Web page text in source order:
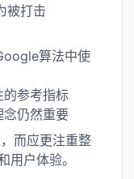
被打击
算法中使
的参考指标
念仍然重要
而应更注重整
用户体验。